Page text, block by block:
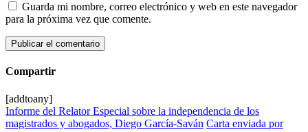
Guarda mi nombre, correo electrónico y web en este navegador
para la próxima vez que comente.
Compartir
[addtoany]
Informe del Relator Especial sobre la independencia de los
magistrados y abogados, Diego García-Saván Carta enviada por